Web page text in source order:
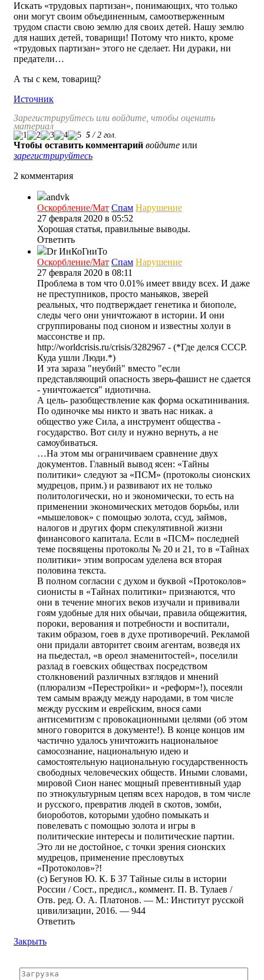
Искать «трудовых партизан», понимающих, что только
они могут своим объединенным, самоотверженным
трудом спасти свою землю для своих детей. Нашу землю
для наших детей, товарищи! Потому что никто, кроме
«трудовых партизан» этого не сделает. Ни дураки, ни
предатели…
А ты с кем, товарищ?
Источник
Зарегистрируйтесь или войдите, чтобы оценить
материал
5 / 2 гол.
Чтобы оставить комментарий войдите или
зарегистрируйтесь
2 комментария
andvk
Оскорбление/Мат Спам Нарушение
27 февраля 2020 в 05:52
Хорошая статья, правильные выводы.
Ответить
Dr ИнКоГниТо
Оскорбление/Мат Спам Нарушение
27 февраля 2020 в 08:11
Проблема в том что 0.01% имеет ввиду всех. И даже
не преступников, просто маньяков, зверей
реальных, что подтверждает генетика и биополе,
следы чего они уничтожают в истории. И они
сгруппированы под сионом и известны холуи в
массонстве и пр.
http://worldcrisis.ru/crisis/3282967 - (*Где делся СССР.
Куда ушли Люди.*)
И эта зараза "неубий" вместо "если
представляющий опасность зверь-фашист не сдается
- уничтожается" идиотична.
А цель- разобществление как форма оскатинивания.
По одиночке мы никто и звать нас никак. а
общество уже Сила, а инструмент общества -
государство. Вот силу и нужно вернуть, а не
самоубиваться.
…На этом мы ограничиваем сравнение двух
документов. Главный вывод ясен: «Тайны
политики» следуют за «ПСМ» (протоколы сионских
мудрецов, прим.) и развивают их не только
политологически, но и экономически, то есть на
применении экономических методов борьбы, или
«мышеловок» с помощью золота, ссуд, займов,
налогов и других форм спекулятивной жизни
финансового капитала. Если в «ПСМ» последней
теме посвящены протоколы № 20 и 21, то в «Тайнах
политики» этим вопросам уделена вся вторая
половина текста.
В полном согласии с духом и буквой «Протоколов»
сионисты в «Тайнах политики» признаются, что
они в течение многих веков изучали и прививали
гоям удобные для них обычаи, правила общежития,
пороки, верования и потребности и воспитали,
таким образом, гоев в духе противоречий. Рекламой
они придали авторитет своим агентам, возведя их
на пьедестал, «в ореол знаменитостей», поселили
разлад в гоевских обществах посредством
столкновений различных взглядов и мнений
(плюрализм «Перестройки» и «реформ»!), посеяли
тем самым вражду между народами, в том числе
между русским и еврейским, внося сами
антисемитизм с провокационными целями (об этом
много говорится в документе!). В конце концов им
частично удалось уничтожить национальное
самосознание, национальную идею и
самостоятельную национальную государственность
свободных человеческих обществ. Иными словами,
мировой Сион нанес мощный превентивный удар
по этнокультурным цепям всех народов, в том числе
и русского, превратив людей в скотов, зомби,
биороботов, которыми удобно помыкать и
повелевать с помощью золота и игры в
политические интересы и политические партии.
Это ли не достойное, с точки зрения сионских
мудрецов, применение пресловутых
«Протоколов»?!
(с) Бегунов Ю. К. Б 37 Тайные силы в истории
России / Сост., предисл., коммент. П. В. Тулаев /
Отв. ред. О. А. Платонов. — М.: Институт русской
цивилизации, 2016. — 944
Ответить
Закрыть